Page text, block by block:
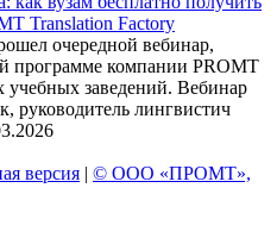
Translation Factory
очередной вебинар,
программе компании PROMT
учебных заведений. Вебинар
руководитель лингвистич
версия | © ООО «ПРОМТ»,